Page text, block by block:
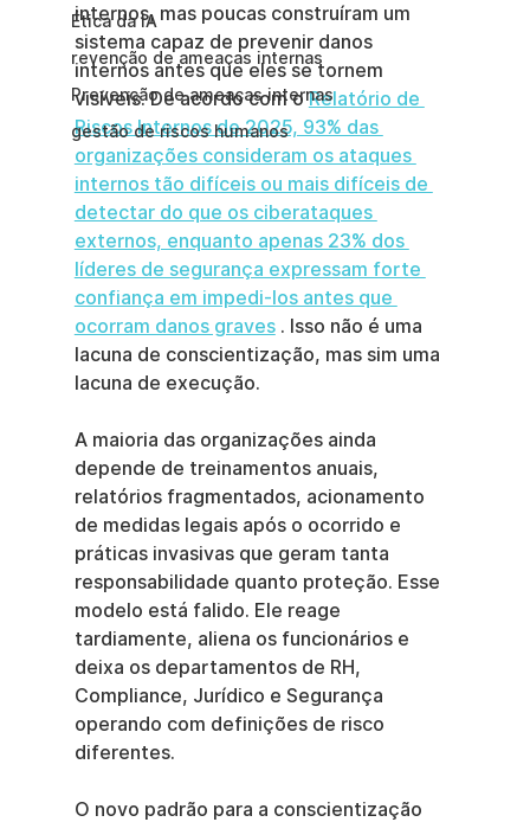
Ética da IA
revenção de ameaças internas
Prevenção de ameaças internas
gestão de riscos humanos
internos, mas poucas construíram um
sistema capaz de prevenir danos
internos antes que eles se tornem
visíveis. De acordo com o Relatório de
Riscos Internos de 2025, 93% das
organizações consideram os ataques
internos tão difíceis ou mais difíceis de
detectar do que os ciberataques
externos, enquanto apenas 23% dos
líderes de segurança expressam forte
confiança em impedi-los antes que
ocorram danos graves . Isso não é uma
lacuna de conscientização, mas sim uma
lacuna de execução.
A maioria das organizações ainda
depende de treinamentos anuais,
relatórios fragmentados, acionamento
de medidas legais após o ocorrido e
práticas invasivas que geram tanta
responsabilidade quanto proteção. Esse
modelo está falido. Ele reage
tardiamente, aliena os funcionários e
deixa os departamentos de RH,
Compliance, Jurídico e Segurança
operando com definições de risco
diferentes.
O novo padrão para a conscientização